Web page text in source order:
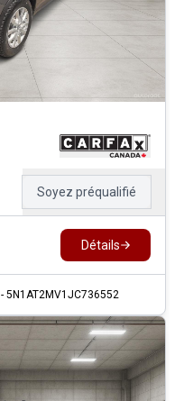
Soyez préqualifié
Détails
- 5N1AT2MV1JC736552